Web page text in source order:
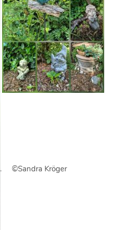
. ©Sandra Kröger